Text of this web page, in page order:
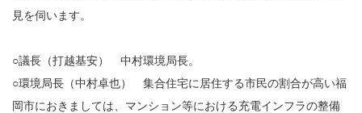
見を伺います。
○議長（打越基安） 中村環境局長。
○環境局長（中村卓也） 集合住宅に居住する市民の割合が高い福
岡市におきましては、マンション等における充電インフラの整備